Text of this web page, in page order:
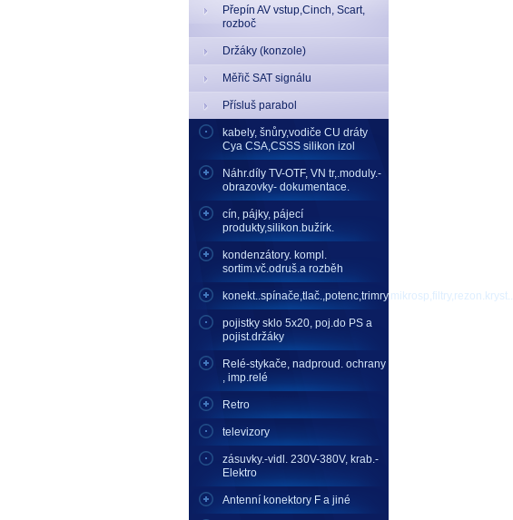
Přepín AV vstup,Cinch, Scart,
rozboč
Držáky (konzole)
Měřič SAT signálu
Přísluš parabol
kabely, šnůry,vodiče CU dráty
Cya CSA,CSSS silikon izol
Náhr.díly TV-OTF, VN tr,.moduly.-
obrazovky- dokumentace.
cín, pájky, pájecí
produkty,silikon.bužírk.
kondenzátory. kompl.
sortim.vč.odruš.a rozběh
konekt..spínače,tlač.,potenc,trimry,mikrosp,filtry,rezon.kryst..
pojistky sklo 5x20, poj.do PS a
pojist.držáky
Relé-stykače, nadproud. ochrany
, imp.relé
Retro
televizory
zásuvky.-vidl. 230V-380V, krab.-
Elektro
Antenní konektory F a jiné